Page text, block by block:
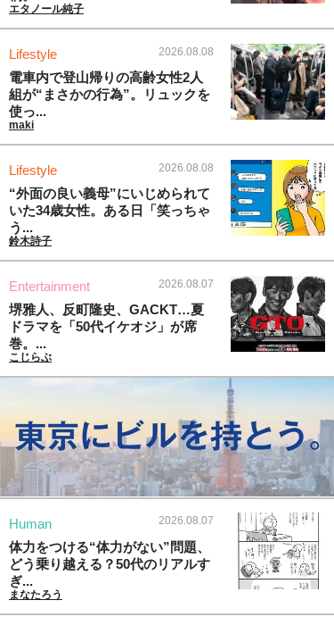
エタノール純子
Lifestyle 2026.08.08
電車内で登山帰りの高齢女性2人
組が“まさかの行為”。リュックを
使っ...
maki
Lifestyle 2026.08.08
“外面の良い義母”にいじめられて
いた34歳女性。ある日「笑っちゃ
う...
鈴木詩子
Entertainment 2026.08.07
堺雅人、反町隆史、GACKT…夏
ドラマを「50代イケオジ」が席
巻。...
こじらぶ
Human 2026.08.07
体力をつける“体力がない”問題、
どう乗り越える？50代のリアルす
ぎ...
まなたろう